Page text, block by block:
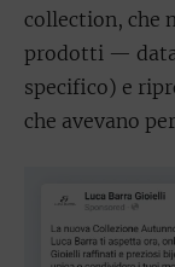
collection, che
prodotti —
specifico) e
che avevano